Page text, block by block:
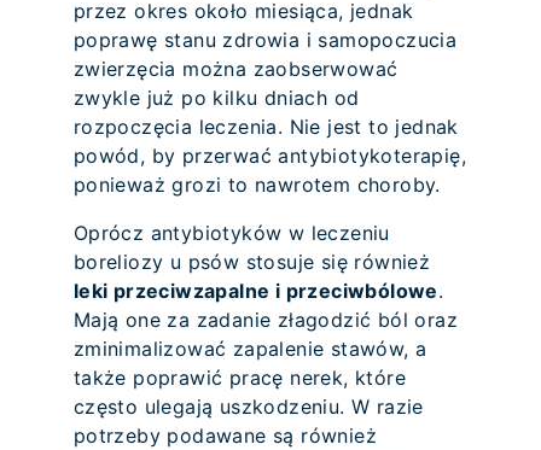
przez okres około miesiąca, jednak
poprawę stanu zdrowia i samopoczucia
zwierzęcia można zaobserwować
zwykle już po kilku dniach od
rozpoczęcia leczenia. Nie jest to jednak
powód, by przerwać antybiotykoterapię,
ponieważ grozi to nawrotem choroby.
Oprócz antybiotyków w leczeniu
boreliozy u psów stosuje się również
leki przeciwzapalne i przeciwbólowe.
Mają one za zadanie złagodzić ból oraz
zminimalizować zapalenie stawów, a
także poprawić pracę nerek, które
często ulegają uszkodzeniu. W razie
potrzeby podawane są również